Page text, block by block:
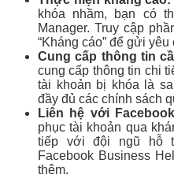
khóa nhầm, bạn có
Manager. Truy cập
“Kháng cáo” để gửi yêu
Cung cấp thông tin
cung cấp thông tin chi
tài khoản bị khóa là
đầy đủ các chính sách
Liên hệ với
phục tài khoản qua
tiếp với đội ngũ hỗ
Facebook Business
thêm.